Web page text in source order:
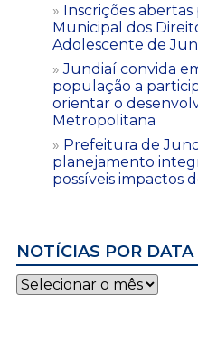
Inscrições abertas
Municipal dos
Adolescente de
Jundiaí convida
população a
orientar o
Metropolitana
Prefeitura de
planejamento
possíveis impactos
NOTÍCIAS POR DATA
Notícias
por